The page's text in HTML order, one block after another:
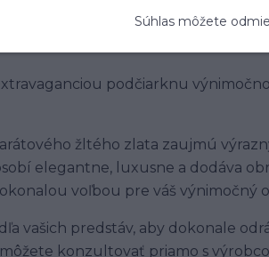
podčiarknu
žltého zlata zaujmú
elegantne, luxusne a dodáva
voľbou pre váš výnimočný
vašich predstáv, aby dokonale
konzultovať priamo s
Súhlas môžete